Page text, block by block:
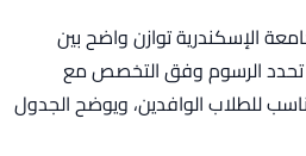
الإسكندرية توازن واضح بين
تحدد الرسوم وفق التخصص مع
للطلاب الوافدين، ويوضح الجدول